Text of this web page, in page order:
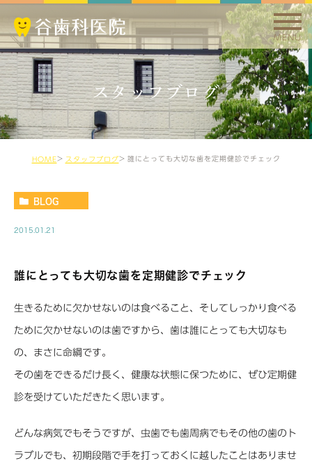
MENU
スタッフブログ
HOME スタッフブログ 誰にとっても大切な歯を定期健診でチェック
BLOG
2015.01.21
誰にとっても大切な歯を定期健診でチェック
生きるために欠かせないのは食べること、そしてしっかり食べる
ために欠かせないのは歯ですから、歯は誰にとっても大切なも
の、まさに命綱です。
その歯をできるだけ長く、健康な状態に保つために、ぜひ定期健
診を受けていただきたく思います。
どんな病気でもそうですが、虫歯でも歯周病でもその他の歯のト
ラブルでも、初期段階で手を打っておくに越したことはありませ